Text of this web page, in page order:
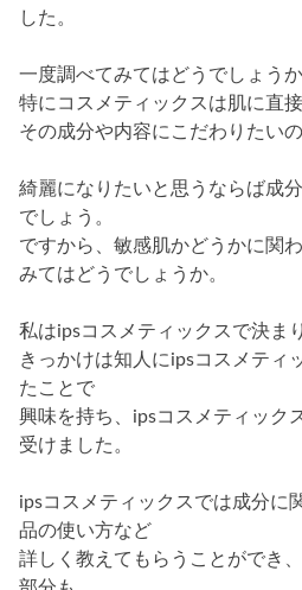
した。
一度調べてみてはどうでしょうか
特にコスメティックスは肌に直
その成分や内容にこだわりたい
綺麗になりたいと思うならば成
でしょう。
ですから、敏感肌かどうかに関
みてはどうでしょうか。
私はipsコスメティックスで決ま
きっかけは知人にipsコスメティ
たことで
興味を持ち、ipsコスメティック
受けました。
ipsコスメティックスでは成分に
品の使い方など
詳しく教えてもらうことができ